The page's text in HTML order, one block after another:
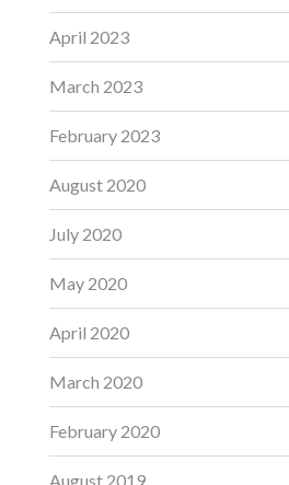
April 2023
March 2023
February 2023
August 2020
July 2020
May 2020
April 2020
March 2020
February 2020
August 2019